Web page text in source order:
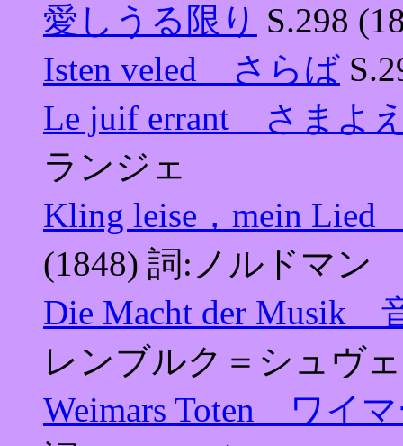
愛しうる限り S.298
Isten veled さらば
Le juif errant さまよ
ランジェ
Kling leise，mein
(1848) 詞:ノルドマン
Die Macht der Musik
レンブルク＝シュヴ
Weimars Toten ワイ